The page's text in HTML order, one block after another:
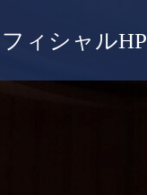
ィシャルHP